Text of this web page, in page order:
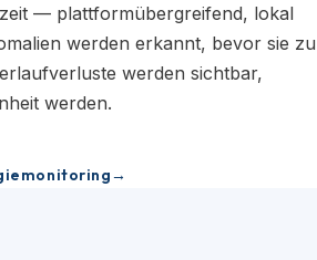
— plattformübergreifend, lokal
werden erkannt, bevor sie zu
werden sichtbar,
werden.